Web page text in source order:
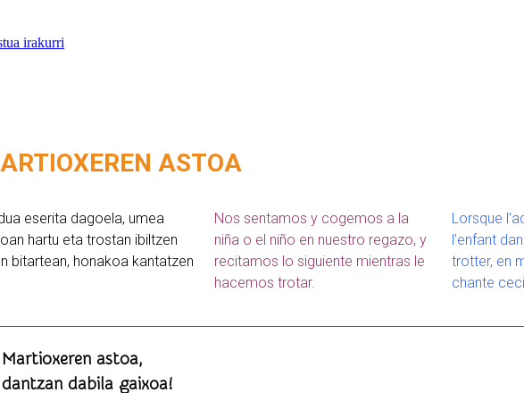
irakurri
ASTOA
eserita dagoela, umea
hartu eta trostan ibiltzen
bitartean, honakoa kantatzen
Nos sentamos y cogemos a la
niña o el niño en nuestro regazo, y
recitamos lo siguiente mientras le
hacemos trotar.
Lorsque
l’enfant
trotter, en
chante
Martioxeren astoa,
dantzan dabila gaixoa!